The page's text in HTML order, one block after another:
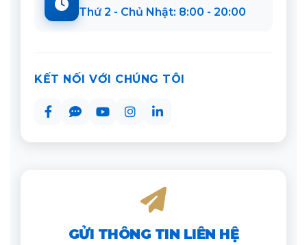
Thứ 2 - Chủ Nhật: 8:00 - 20:00
KẾT NỐI VỚI CHÚNG TÔI
GỬI THÔNG TIN LIÊN HỆ